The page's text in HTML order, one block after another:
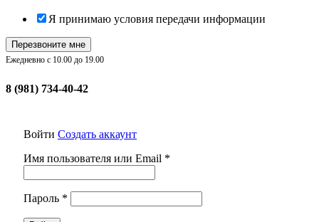
Я принимаю условия передачи информации
Перезвоните мне
Ежедневно с 10.00 до 19.00
8 (981) 734-40-42
Войти Создать аккаунт
Имя пользователя или Email *
Пароль *